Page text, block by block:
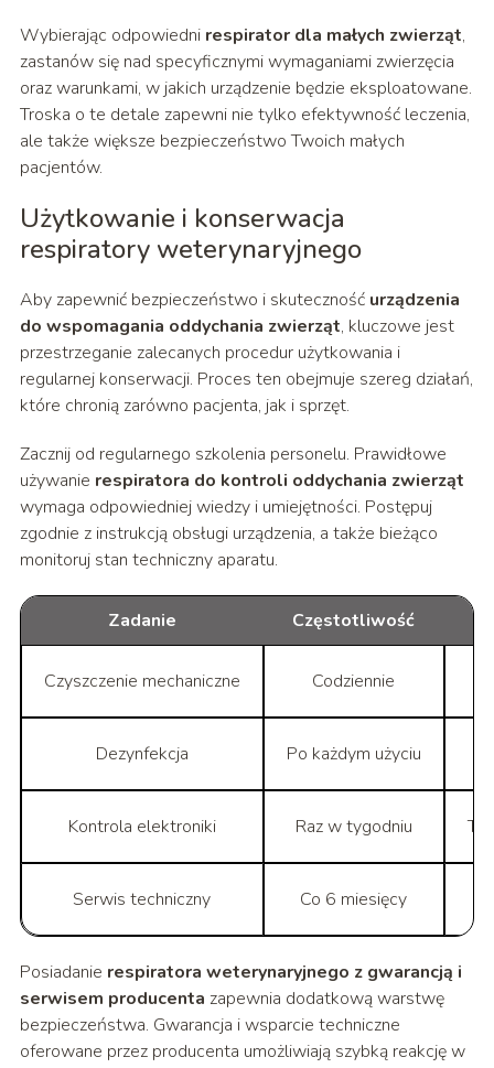
Wybierając odpowiedni respirator dla małych zwierząt,
zastanów się nad specyficznymi wymaganiami zwierzęcia
oraz warunkami, w jakich urządzenie będzie eksploatowane.
Troska o te detale zapewni nie tylko efektywność leczenia,
ale także większe bezpieczeństwo Twoich małych
pacjentów.
Użytkowanie i konserwacja
respiratory weterynaryjnego
Aby zapewnić bezpieczeństwo i skuteczność urządzenia
do wspomagania oddychania zwierząt, kluczowe jest
przestrzeganie zalecanych procedur użytkowania i
regularnej konserwacji. Proces ten obejmuje szereg działań,
które chronią zarówno pacjenta, jak i sprzęt.
Zacznij od regularnego szkolenia personelu. Prawidłowe
używanie respiratora do kontroli oddychania zwierząt
wymaga odpowiedniej wiedzy i umiejętności. Postępuj
zgodnie z instrukcją obsługi urządzenia, a także bieżąco
monitoruj stan techniczny aparatu.
Zadanie Częstotliwość
Czyszczenie mechaniczne Codziennie
Dezynfekcja Po każdym użyciu
Kontrola elektroniki Raz w tygodniu
Serwis techniczny Co 6 miesięcy
Posiadanie respiratora weterynaryjnego z gwarancją i
serwisem producenta zapewnia dodatkową warstwę
bezpieczeństwa. Gwarancja i wsparcie techniczne
oferowane przez producenta umożliwiają szybką reakcję w